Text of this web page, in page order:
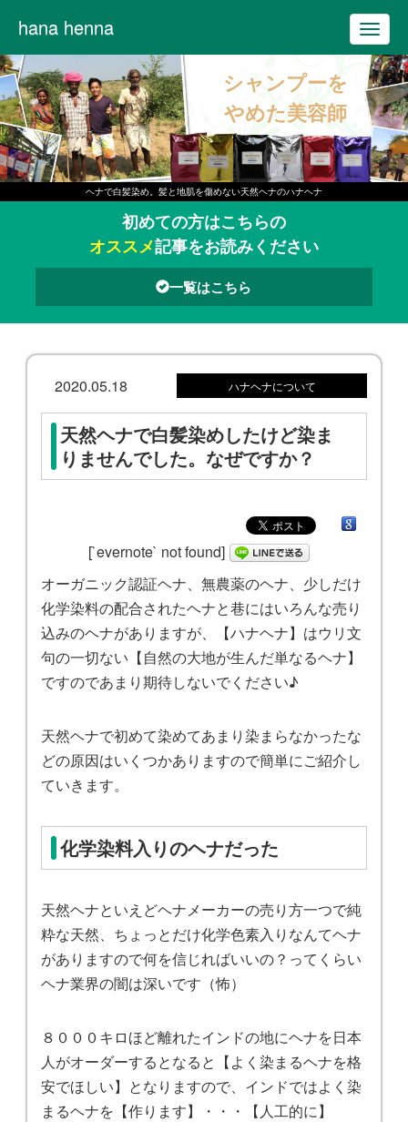
シャンプーを
やめた美容師
T
o
g
g
l
e
n
a
a
t
i
hana henna
ヘナで白髪染め。髪と地肌を傷めない天然ヘナのハナヘナ
初めての方はこちらの
オススメ記事をお読みください
一覧はこちら
2020.05.18 ハナヘナについて
天然ヘナで白髪染めしたけど染ま
りませんでした。なぜですか？
[`evernote` not found]
オーガニック認証ヘナ、無農薬のヘナ、少しだけ
化学染料の配合されたヘナと巷にはいろんな売り
込みのヘナがありますが、【ハナヘナ】はウリ文
句の一切ない【自然の大地が生んだ単なるヘナ】
ですのであまり期待しないでください♪
天然ヘナで初めて染めてあまり染まらなかったな
どの原因はいくつかありますので簡単にご紹介し
ていきます。
化学染料入りのヘナだった
天然ヘナといえどヘナメーカーの売り方一つで純
粋な天然、ちょっとだけ化学色素入りなんてヘナ
がありますので何を信じればいいの？ってくらい
ヘナ業界の闇は深いです（怖）
８０００キロほど離れたインドの地にヘナを日本
人がオーダーするとなると【よく染まるヘナを格
安でほしい】となりますので、インドではよく染
まるヘナを【作ります】・・・【人工的に】